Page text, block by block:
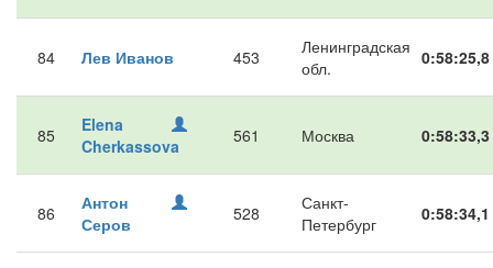
84 Лев Иванов 453
Ленинградская
обл.
0:58:25,8
85
Elena
Cherkassova
561 Москва 0:58:33,3
86
Антон
Серов
528
Санкт-
Петербург
0:58:34,1